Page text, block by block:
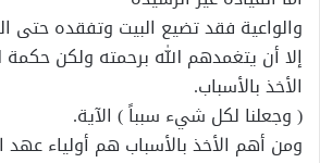
والواعية فقد تضيع البيت وتفقده حتى
إلا أن يتغمدهم الله برحمته ولكن
الأخذ بالأسباب.
( وجعلنا لكل شيء سبباً ) الآية.
ومن أهم الأخذ بالأسباب هم أولياء عهد